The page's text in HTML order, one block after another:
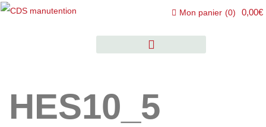
Mon panier (0) 0,00€
HES10_5